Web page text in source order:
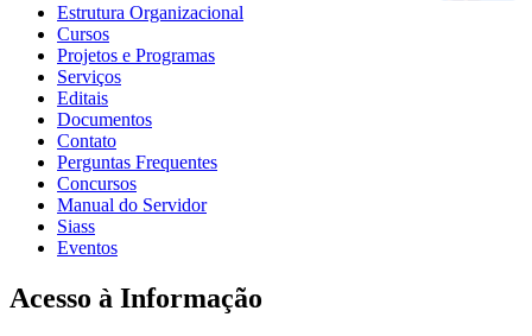
Estrutura Organizacional
Cursos
Projetos e Programas
Serviços
Editais
Documentos
Contato
Perguntas Frequentes
Concursos
Manual do Servidor
Siass
Eventos
Acesso à Informação